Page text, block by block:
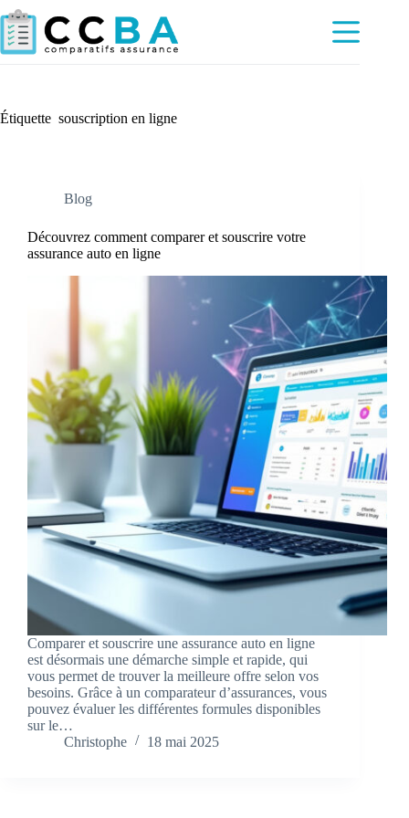
Passer
au
contenu
Étiquette souscription en ligne
Blog
Découvrez comment comparer et souscrire votre
assurance auto en ligne
Comparer et souscrire une assurance auto en ligne
est désormais une démarche simple et rapide, qui
vous permet de trouver la meilleure offre selon vos
besoins. Grâce à un comparateur d’assurances, vous
pouvez évaluer les différentes formules disponibles
sur le…
Christophe
18 mai 2025